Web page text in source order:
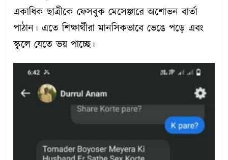
একাধিক ছাত্রীকে ফেসবুক মেসেঞ্জারে অশোভন বার্তা
পাঠান। এতে শিক্ষার্থীরা মানসিকভাবে ভেঙে পড়ে এবং
স্কুলে যেতে ভয় পাচ্ছে।